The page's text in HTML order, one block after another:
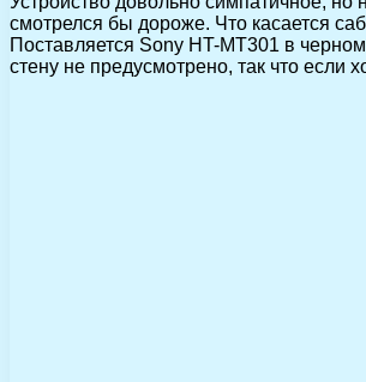
смотрелся бы дороже. Что касается
Поставляется Sony HT-MT301 в
стену не предусмотрено, так что если